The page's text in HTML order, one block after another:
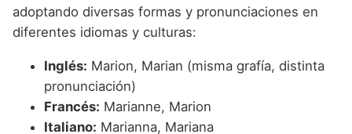
adoptando diversas formas y pronunciaciones en
diferentes idiomas y culturas:
Inglés: Marion, Marian (misma grafía, distinta
pronunciación)
Francés: Marianne, Marion
Italiano: Marianna, Mariana